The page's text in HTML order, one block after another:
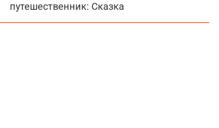
путешественник: Сказка